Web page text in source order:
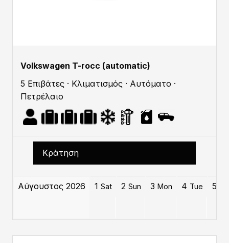
Volkswagen T-rocc (automatic)
5 Επιβάτες · Κλιματισμός · Αυτόματο ·
Πετρέλαιο
Κράτηση
Αύγουστος 2026 1 Sat 2 Sun 3 Mon 4 Tue 5